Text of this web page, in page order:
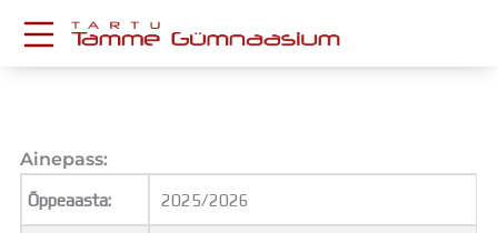
content
Postkast
Drive
Tamme TV
Ainepass:
Õppeaasta: 2025/2026